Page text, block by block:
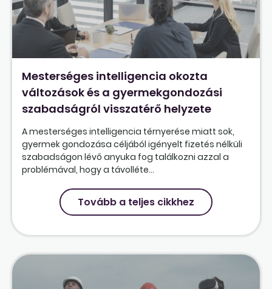
Mesterséges intelligencia okozta
változások és a gyermekgondozási
szabadságról visszatérő helyzete
A mesterséges intelligencia térnyerése miatt sok,
gyermek gondozása céljából igényelt fizetés nélküli
szabadságon lévő anyuka fog találkozni azzal a
problémával, hogy a távolléte...
Tovább a teljes cikkhez